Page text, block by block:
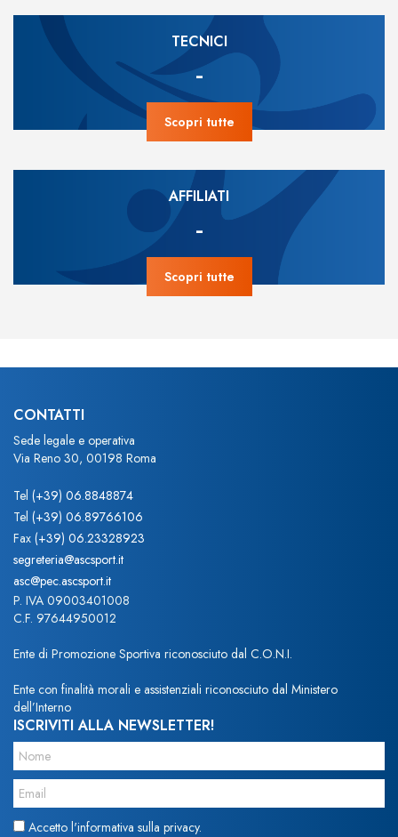
TECNICI
-
Scopri tutte
AFFILIATI
-
Scopri tutte
CONTATTI
Sede legale e operativa
Via Reno 30, 00198 Roma
Tel (+39) 06.8848874
Tel (+39) 06.89766106
Fax (+39) 06.23328923
segreteria@ascsport.it
asc@pec.ascsport.it
P. IVA 09003401008
C.F. 97644950012
Ente di Promozione Sportiva riconosciuto dal C.O.N.I.
Ente con finalità morali e assistenziali riconosciuto dal Ministero
dell’Interno
ISCRIVITI ALLA NEWSLETTER!
Accetto l'informativa sulla privacy.